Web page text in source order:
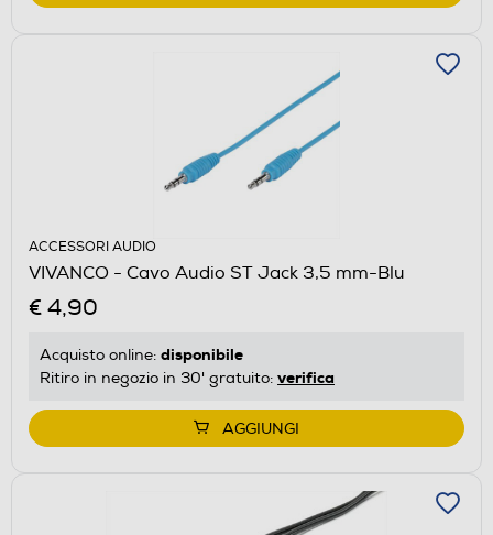
ACCESSORI AUDIO
VIVANCO - Cavo Audio ST Jack 3,5 mm-Blu
€ 4,90
Acquisto online: disponibile
Ritiro in negozio in 30' gratuito: verifica
AGGIUNGI